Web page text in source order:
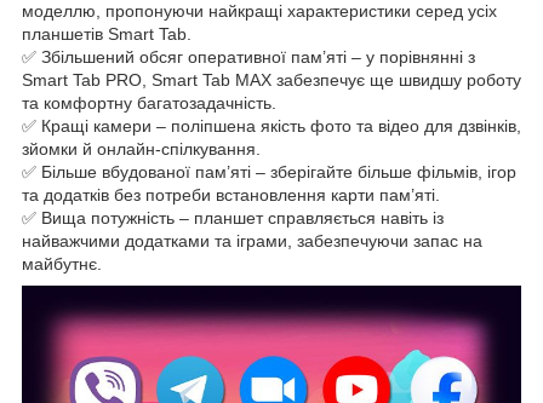
моделлю, пропонуючи найкращі характеристики серед усіх
планшетів Smart Tab.
✅ Збільшений обсяг оперативної пам’яті – у порівнянні з
Smart Tab PRO, Smart Tab MAX забезпечує ще швидшу роботу
та комфортну багатозадачність.
✅ Кращі камери – поліпшена якість фото та відео для дзвінків,
зйомки й онлайн-спілкування.
✅ Більше вбудованої пам’яті – зберігайте більше фільмів, ігор
та додатків без потреби встановлення карти пам’яті.
✅ Вища потужність – планшет справляється навіть із
найважчими додатками та іграми, забезпечуючи запас на
майбутнє.